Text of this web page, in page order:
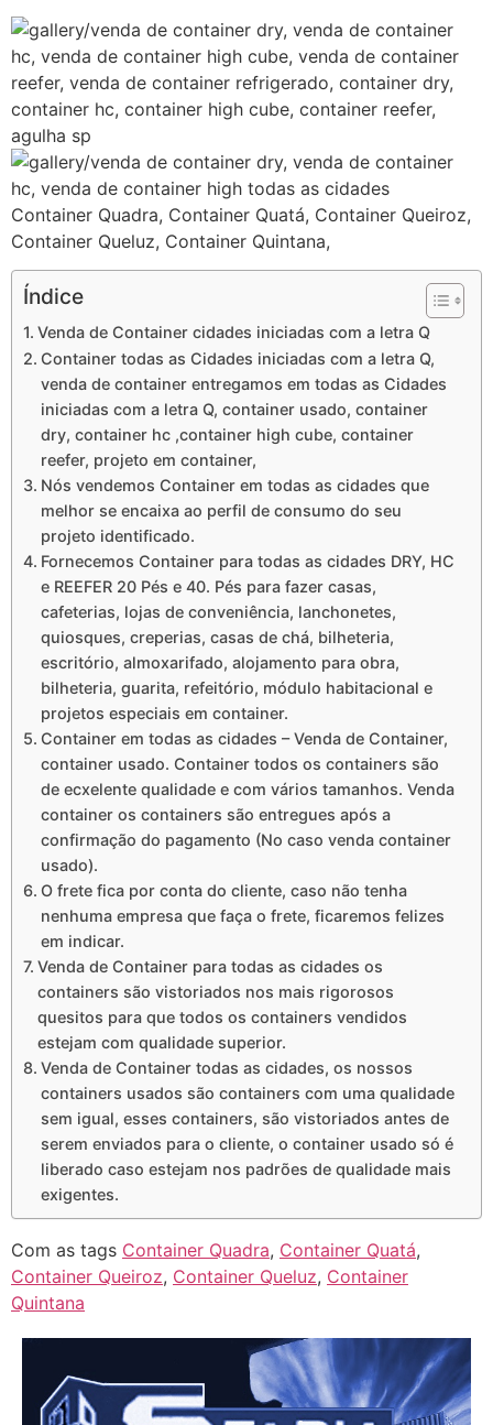
Container Quadra, Container Quatá, Container Queiroz,
Container Queluz, Container Quintana,
Índice
Venda de Container cidades iniciadas com a letra Q
Container todas as Cidades iniciadas com a letra Q,
venda de container entregamos em todas as Cidades
iniciadas com a letra Q, container usado, container
dry, container hc ,container high cube, container
reefer, projeto em container,
Nós vendemos Container em todas as cidades que
melhor se encaixa ao perfil de consumo do seu
projeto identificado.
Fornecemos Container para todas as cidades DRY, HC
e REEFER 20 Pés e 40. Pés para fazer casas,
cafeterias, lojas de conveniência, lanchonetes,
quiosques, creperias, casas de chá, bilheteria,
escritório, almoxarifado, alojamento para obra,
bilheteria, guarita, refeitório, módulo habitacional e
projetos especiais em container.
Container em todas as cidades – Venda de Container,
container usado. Container todos os containers são
de ecxelente qualidade e com vários tamanhos. Venda
container os containers são entregues após a
confirmação do pagamento (No caso venda container
usado).
O frete fica por conta do cliente, caso não tenha
nenhuma empresa que faça o frete, ficaremos felizes
em indicar.
Venda de Container para todas as cidades os
containers são vistoriados nos mais rigorosos
quesitos para que todos os containers vendidos
estejam com qualidade superior.
Venda de Container todas as cidades, os nossos
containers usados são containers com uma qualidade
sem igual, esses containers, são vistoriados antes de
serem enviados para o cliente, o container usado só é
liberado caso estejam nos padrões de qualidade mais
exigentes.
Com as tags Container Quadra, Container Quatá,
Container Queiroz, Container Queluz, Container
Quintana